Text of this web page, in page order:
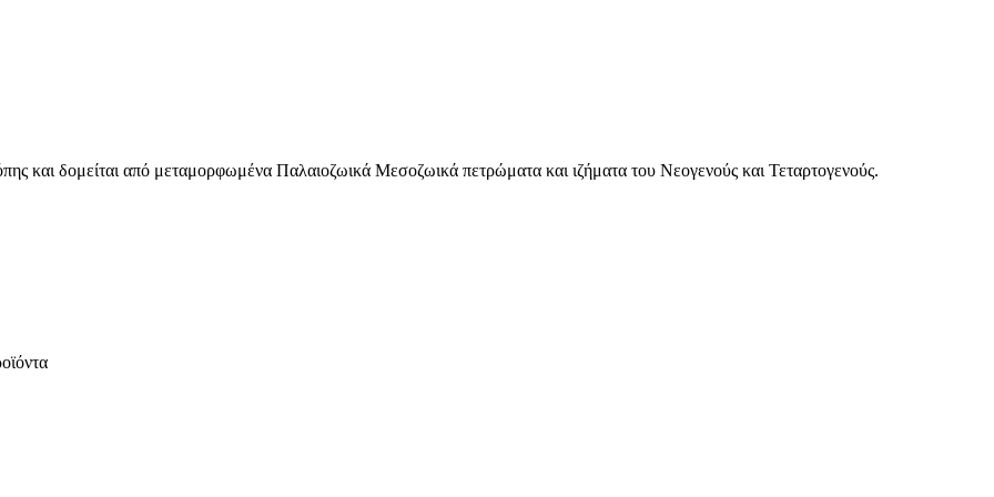
και δομείται από μεταμορφωμένα Παλαιοζωικά Μεσοζωικά πετρώματα και ιζήματα του Νεογενούς και Τεταρτογενούς.